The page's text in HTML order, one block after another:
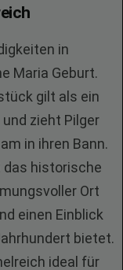
in
Maria Geburt.
gilt als ein
zieht Pilger
in ihren Bann.
das historische
Ort
einen Einblick
bietet.
ideal für